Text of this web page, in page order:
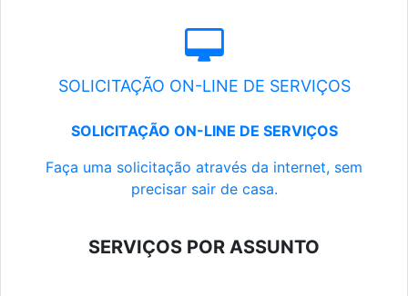
SOLICITAÇÃO ON-LINE DE SERVIÇOS
SOLICITAÇÃO ON-LINE DE SERVIÇOS
Faça uma solicitação através da internet, sem
precisar sair de casa.
SERVIÇOS POR ASSUNTO